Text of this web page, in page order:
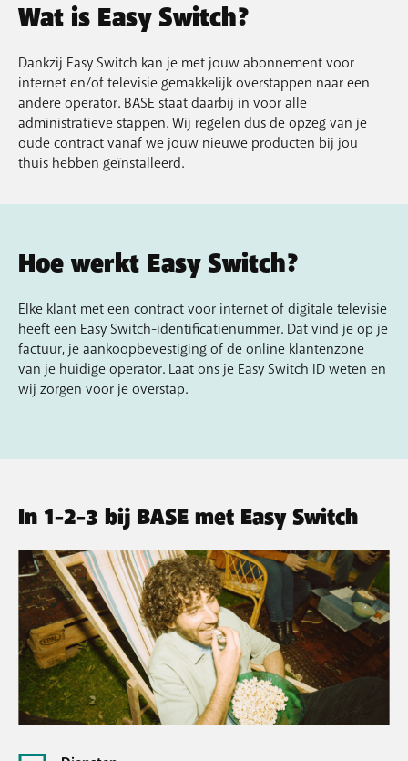
Wat is Easy Switch?
Dankzij Easy Switch kan je met jouw abonnement voor
internet en/of televisie gemakkelijk overstappen naar een
andere operator. BASE staat daarbij in voor alle
administratieve stappen. Wij regelen dus de opzeg van je
oude contract vanaf we jouw nieuwe producten bij jou
thuis hebben geïnstalleerd.
Hoe werkt Easy Switch?
Elke klant met een contract voor internet of digitale televisie
heeft een Easy Switch-identificatienummer. Dat vind je op je
factuur, je aankoopbevestiging of de online klantenzone
van je huidige operator. Laat ons je Easy Switch ID weten en
wij zorgen voor je overstap.
In 1-2-3 bij BASE met Easy Switch